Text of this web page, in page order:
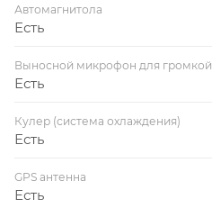
Автомагнитола
Есть
Выносной микрофон для громкой
Есть
Кулер (система охлаждения)
Есть
GPS антенна
Есть